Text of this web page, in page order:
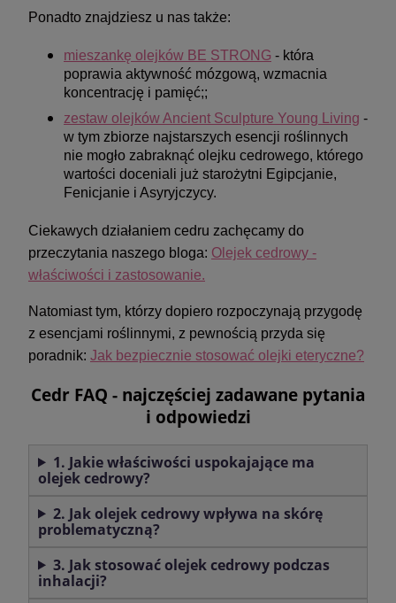
Ponadto znajdziesz u nas także:
mieszankę olejków BE STRONG - która
poprawia aktywność mózgową, wzmacnia
koncentrację i pamięć;;
zestaw olejków Ancient Sculpture Young Living -
w tym zbiorze najstarszych esencji roślinnych
nie mogło zabraknąć olejku cedrowego, którego
wartości doceniali już starożytni Egipcjanie,
Fenicjanie i Asyryjczycy.
Ciekawych działaniem cedru zachęcamy do
przeczytania naszego bloga: Olejek cedrowy -
właściwości i zastosowanie.
Natomiast tym, którzy dopiero rozpoczynają przygodę
z esencjami roślinnymi, z pewnością przyda się
poradnik: Jak bezpiecznie stosować olejki eteryczne?
Cedr FAQ - najczęściej zadawane pytania
i odpowiedzi
1. Jakie właściwości uspokajające ma
olejek cedrowy?
2. Jak olejek cedrowy wpływa na skórę
problematyczną?
3. Jak stosować olejek cedrowy podczas
inhalacji?